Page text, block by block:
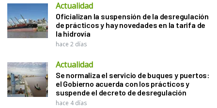
Actualidad
Oficializan la suspensión de la desregulación
de prácticos y hay novedades en la tarifa de
la hidrovía
hace 2 días
Actualidad
Se normaliza el servicio de buques y puertos:
el Gobierno acuerda con los prácticos y
suspende el decreto de desregulación
hace 4 días